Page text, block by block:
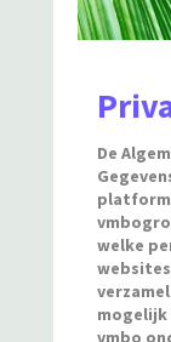
De
platform
welke
vmbo